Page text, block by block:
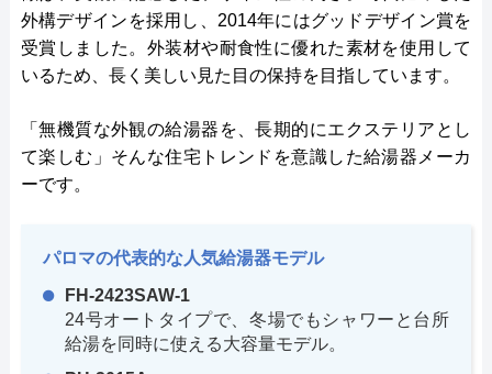
外構デザインを採用し、2014年にはグッドデザイン賞を
受賞しました。外装材や耐食性に優れた素材を使用して
いるため、長く美しい見た目の保持を目指しています。
「無機質な外観の給湯器を、長期的にエクステリアとし
て楽しむ」そんな住宅トレンドを意識した給湯器メーカ
ーです。
パロマの代表的な人気給湯器モデル
FH-2423SAW-1
24号オートタイプで、冬場でもシャワーと台所
給湯を同時に使える大容量モデル。